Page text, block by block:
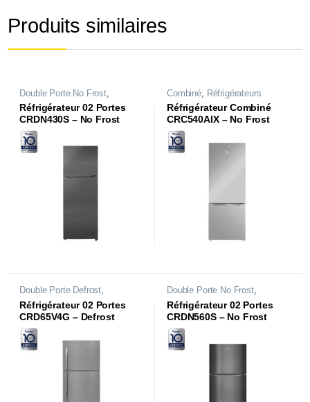
Produits similaires
Double Porte No Frost,
Réfrigérateurs
Réfrigérateur 02 Portes
CRDN430S – No Frost
Combiné
Réfrigérateurs
Réfrigérateur Combiné
CRC540AIX – No Frost
Inverter
Double Porte Defrost,
Réfrigérateurs
Réfrigérateur 02 Portes
CRD65V4G – Defrost
Double Porte No Frost,
Réfrigérateurs
Réfrigérateur 02 Portes
CRDN560S – No Frost